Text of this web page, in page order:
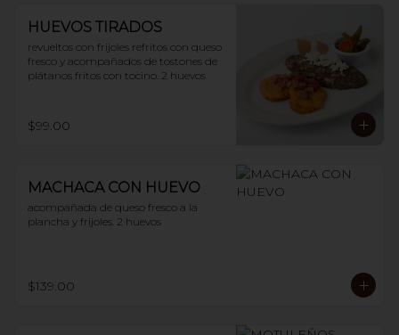
HUEVOS TIRADOS
revueltos con frijoles refritos con queso
fresco y acompañados de tostones de
plátanos fritos con tocino. 2 huevos
$99.00
MACHACA CON HUEVO
acompañada de queso fresco a la
plancha y frijoles. 2 huevos
$139.00